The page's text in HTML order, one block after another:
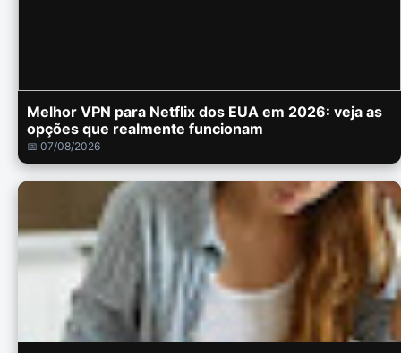
Melhor VPN para Netflix dos EUA em 2026: veja as
opções que realmente funcionam
📅 07/08/2026